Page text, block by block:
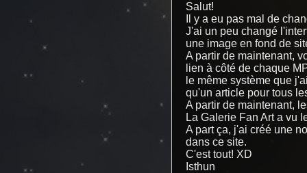
Salut!
Il y a eu pas mal de
J'ai un peu changé
une image en fond de
A partir de maintenant,
lien à côté de chaque
le même système que
qu'un article pour tous
A partir de maintenant,
La Galerie Fan Art a vu
A part ça, j'ai créé une
dans ce site.
C'est tout! XD
Isthun